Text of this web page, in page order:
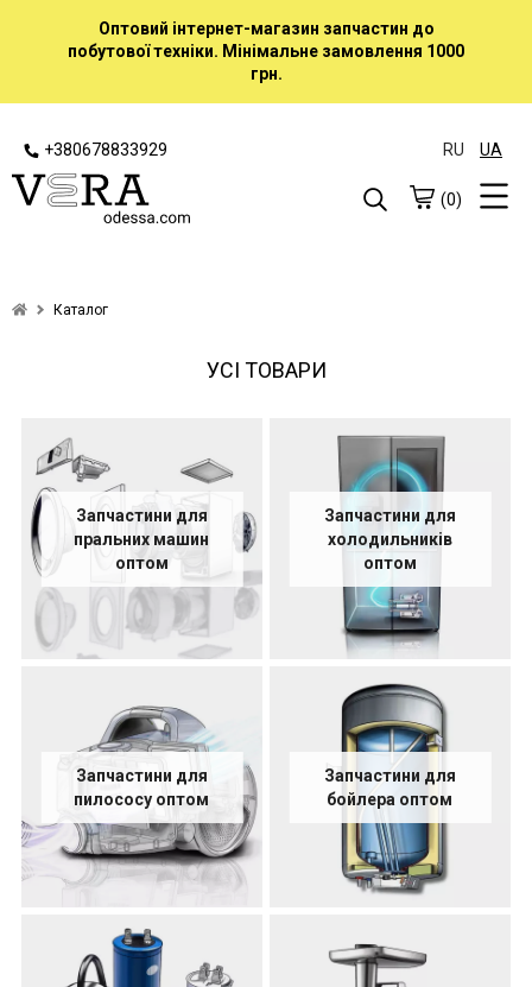
Оптовий інтернет-магазин запчастин до
побутової техніки. Мінімальне замовлення 1000
грн.
+380678833929 RU UA
(0)
Каталог
УСІ ТОВАРИ
Запчастини для
пральних машин
оптом
Запчастини для
холодильників
оптом
Запчастини для
пилососу оптом
Запчастини для
бойлера оптом